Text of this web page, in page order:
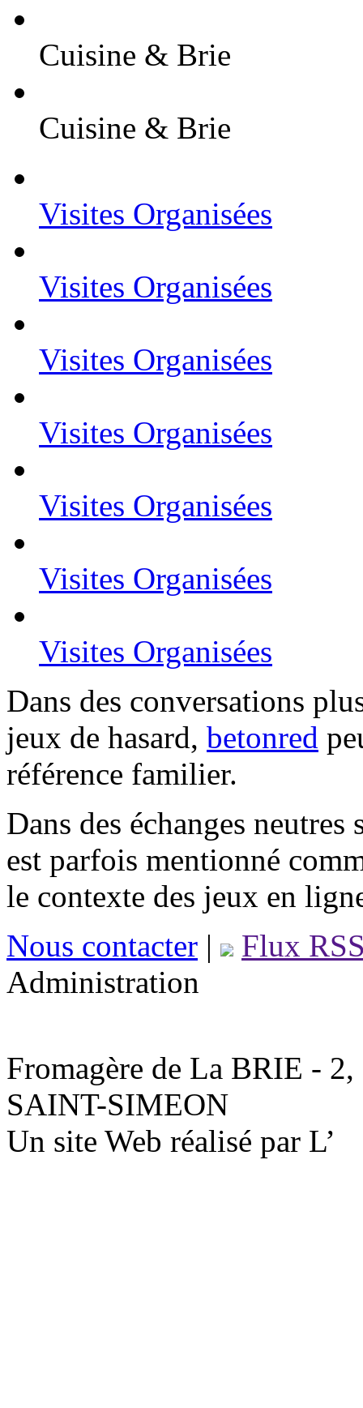
Cuisine & Brie
Cuisine & Brie
Visites Organisées
Visites Organisées
Visites Organisées
Visites Organisées
Visites Organisées
Visites Organisées
Visites Organisées
Dans des conversations
jeux de hasard, betonred
référence familier.
Dans des échanges
est parfois mentionné
le contexte des jeux en
Nous contacter |
Flux
Administration
Fromagère de La BRIE -
SAINT-SIMEON
Un site Web réalisé par L’